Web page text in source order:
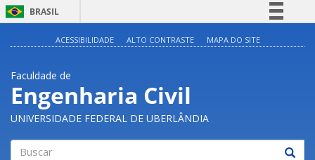
BRASIL
Legislação
Canais
ACESSIBILIDADE ALTO CONTRASTE MAPA DO SITE
Faculdade de
Engenharia Civil
UNIVERSIDADE FEDERAL DE UBERLÂNDIA